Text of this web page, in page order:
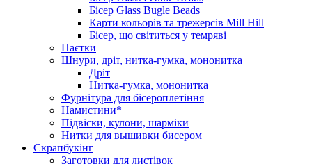
Бісер Glass Bugle Beads
Карти кольорів та трежерсів Mill Hill
Бісер, що світиться у темряві
Паєтки
Шнури, дріт, нитка-гумка, мононитка
Дріт
Нитка-гумка, мононитка
Фурнітура для бісероплетіння
Намистини*
Підвіски, кулони, шарміки
Нитки для вышивки бисером
Скрапбукінг
Заготовки для листівок